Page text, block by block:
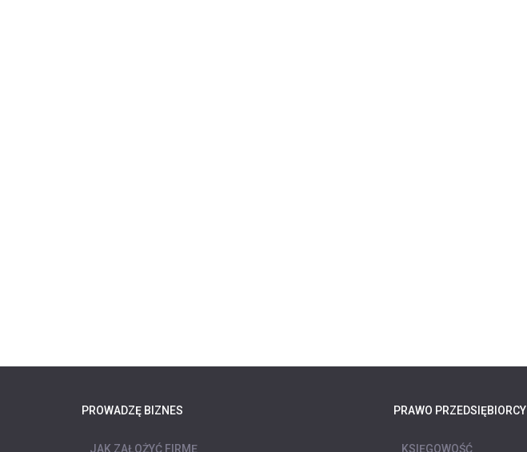
PROWADZĘ BIZNES
JAK ZAŁOŻYĆ FIRMĘ
PRAWO PRZEDSIĘBIORCY
KSIĘGOWOŚĆ